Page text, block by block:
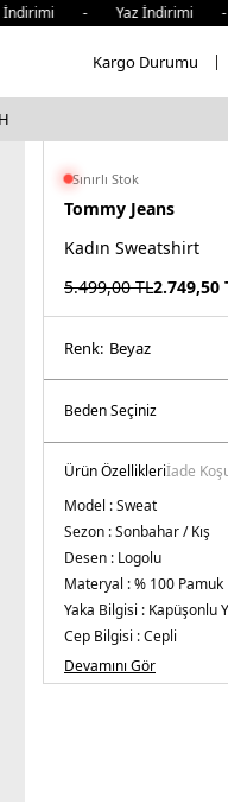
- Yaz
Kargo Durumu
Sınırlı Stok
Tommy Jeans
Kadın Sweatshirt
5.499,00TL2.749,50
Renk: beyaz
Ürün Özellikleriİade
Model :Sweat
Sezon :Sonbahar / Kış
Desen : Logolu
Materyal :% 100 Pamuk
Yaka Bilgisi : Kapüşonlu
Cep Bilgisi :Cepli
Kol Bilgisi :Uzun Kol
Kalıp Bilgisi :Boxy Fit
Devamını Gör